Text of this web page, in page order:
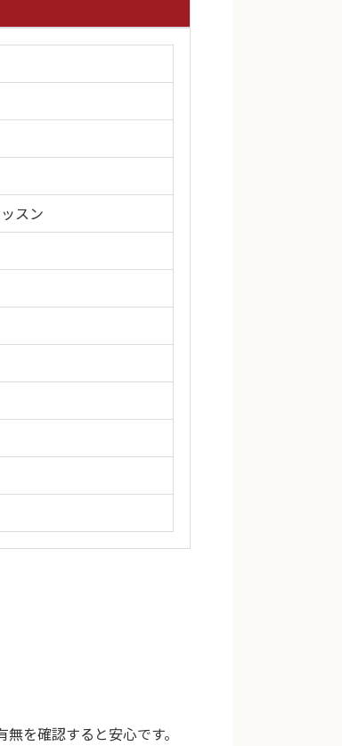
スン
を確認すると安心です。